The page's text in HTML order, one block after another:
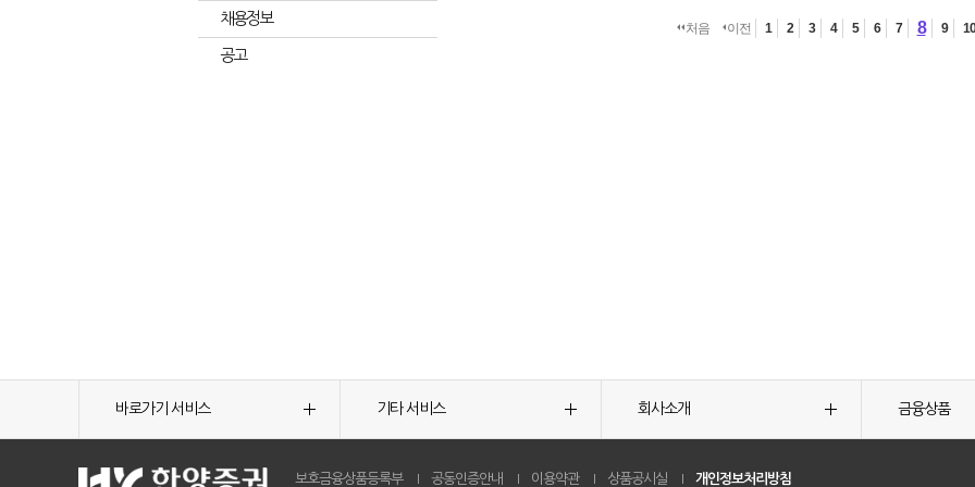
채용정보
공고
처음 이전 1 2 3 4 5 6 7 8 9 10
바로가기 서비스 기타 서비스 회사소개 금융상품
보호금융상품등록부 공동인증안내 이용약관 상품공시실 개인정보처리방침